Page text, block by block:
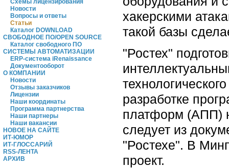
Схемы лицензирования
Новости
Вопросы и ответы
Статьи
Каталог DOWNLOAD
СВОБОДНОЕ ПО/OPEN SOURCE
Каталог свободного ПО
СИСТЕМЫ АВТОМАТИЗАЦИИ
ERP-система iRenaissance
Документооборот
О КОМПАНИИ
Новости
Отзывы заказчиков
Лицензии
Наши координаты
Программа партнерства
Наши партнеры
Наши вакансии
НОВОЕ НА САЙТЕ
ИТ-ЮМОР
ИТ-ГЛОССАРИЙ
RSS-ЛЕНТА
АРХИВ
хакерскими
такой базы
"Ростех"
разработке
платформ (АПП)
следует из
"Ростехе". В
проект.